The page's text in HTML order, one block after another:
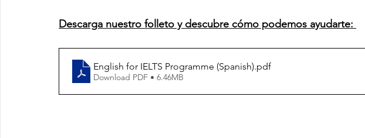
Descarga nuestro folleto y descubre cómo podemos ayudarte:
English for IELTS Programme (Spanish).pdf
Download PDF • 6.46MB